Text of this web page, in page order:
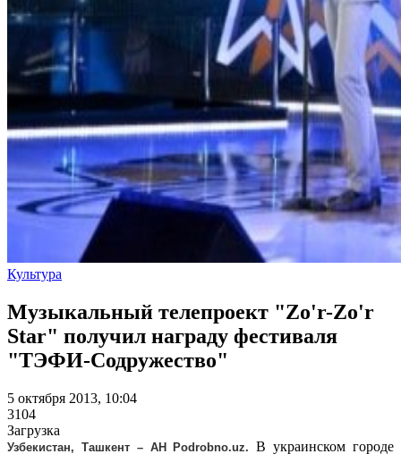
Культура
Музыкальный телепроект "Zo'r-Zo'r
Star" получил награду фестиваля
"ТЭФИ-Содружество"
5 октября 2013, 10:04
3104
Загрузка
Узбекистан, Ташкент – АН Podrobno.uz. В украинском городе